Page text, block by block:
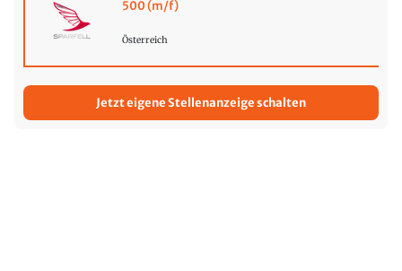
500 (m/f)
Österreich
Jetzt eigene Stellenanzeige schalten